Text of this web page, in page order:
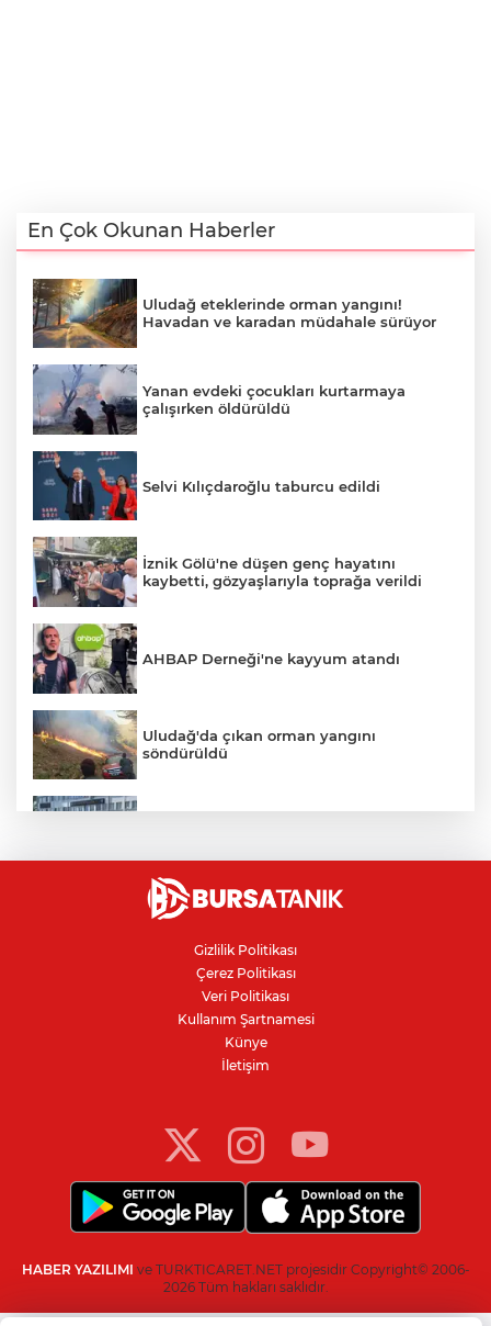
En Çok Okunan Haberler
Uludağ eteklerinde orman yangını!
Havadan ve karadan müdahale sürüyor
Yanan evdeki çocukları kurtarmaya
çalışırken öldürüldü
Selvi Kılıçdaroğlu taburcu edildi
İznik Gölü'ne düşen genç hayatını
kaybetti, gözyaşlarıyla toprağa verildi
AHBAP Derneği'ne kayyum atandı
Uludağ'da çıkan orman yangını
söndürüldü
Avcılar Belediye Başkanı hakkında
tahliye kararı
Bursa'da yolcu otobüsünün çarptığı
kadın ağır yaralandı
Bursaspor'da 2026-2027 sezonu forma
Gizlilik Politikası
Çerez Politikası
Veri Politikası
Kullanım Şartnamesi
Künye
İletişim
HABER YAZILIMI ve TURKTICARET.NET projesidir Copyright© 2006-
2026 Tüm hakları saklıdır.